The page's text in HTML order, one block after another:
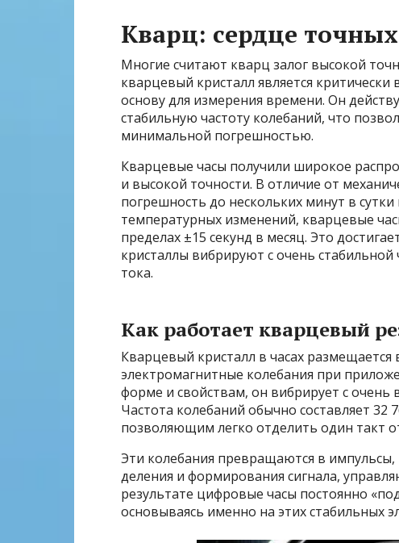
Кварц: сердце
Многие считают кварц залог высокой
кварцевый кристалл является
основу для измерения времени. Он
стабильную частоту колебаний, что
минимальной погрешностью.
Кварцевые часы получили широкое
и высокой точности. В отличие от
погрешность до нескольких минут в
температурных изменений, кварцевые
пределах ±15 секунд в месяц. Это
кристаллы вибрируют с очень стабильной
тока.
Как работает кварцевый
Кварцевый кристалл в часах размещается
электромагнитные колебания при
форме и свойствам, он вибрирует с
Частота колебаний обычно составляет
позволяющим легко отделить один такт
Эти колебания превращаются в
деления и формирования сигнала,
результате цифровые часы постоянно
основываясь именно на этих стабильных